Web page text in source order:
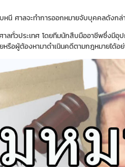
ศาลจะทำการออกหมายจับบุคคลดังกล่
ทั่วประเทศ โดยทีมนักสืบมืออาชีพซึ่งมี
หรือผู้ต้องหามาดำเนินคดีตามกฎหมายได้อ